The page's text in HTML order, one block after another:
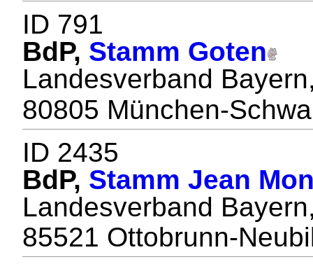
ID 791
BdP, Stamm Goten
Landesverband
80805 München-
ID 2435
BdP, Stamm Jean
Landesverband
85521 Ottobrunn-